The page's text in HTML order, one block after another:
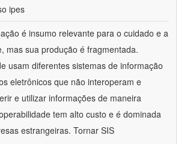
ipes
é insumo relevante para o cuidado e a
mas sua produção é fragmentada.
usam diferentes sistemas de informação
eletrônicos que não interoperam e
e utilizar informações de maneira
tem alto custo e é dominada
estrangeiras. Tornar SIS